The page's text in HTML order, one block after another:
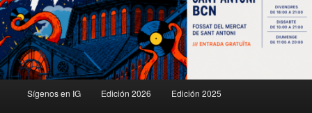
Sígenos en IG Edición 2026 Edición 2025